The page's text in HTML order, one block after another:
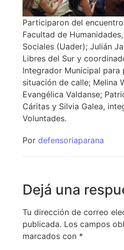
Participaron del
Facultad de
Sociales (Uader); Julián
Libres del Sur y
Integrador Municipal para
situación de calle; Melina
Evangélica Valdanse;
Cáritas y Silvia Galea,
Voluntades.
Por defensoriaparana
Dejá una
Tu dirección de correo
publicada. Los campos
marcados con *